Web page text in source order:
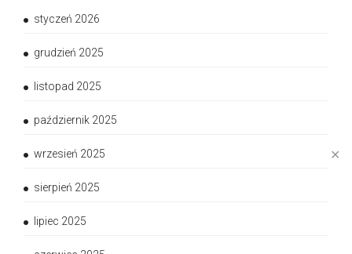
✕
styczeń 2026
grudzień 2025
listopad 2025
październik 2025
wrzesień 2025
sierpień 2025
lipiec 2025